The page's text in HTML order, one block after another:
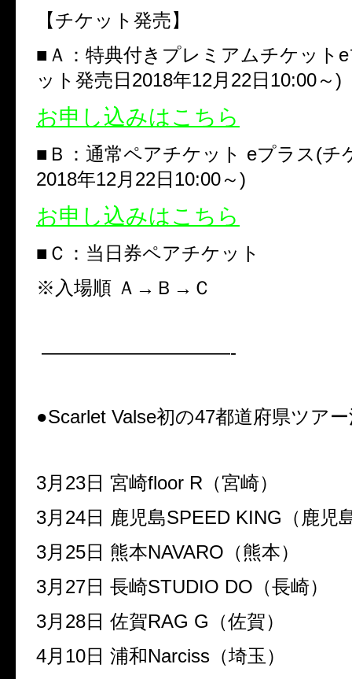
【チケット発売】
■ Ａ：特典付きプレミアムチケット e
ット発売日 2018年12月 22日 10:00～)
お申し込みはこちら
■ Ｂ：通常ペアチケット eプラス(チ
2018年12月 22日 10:00～)
お申し込みはこちら
■ Ｃ：当日券ペアチケット
※ 入場順 Ａ→Ｂ→Ｃ
——————————-
●Scarlet Valse初の47都道府県ツア
3月 23日 宮崎floor R （宮崎）
3月 24日 鹿児島SPEED KING （鹿児
3月 25日 熊本NAVARO （熊本）
3月 27日 長崎STUDIO DO （長崎）
3月 28日 佐賀RAG G （佐賀）
4月 10日 浦和Narciss （埼玉）